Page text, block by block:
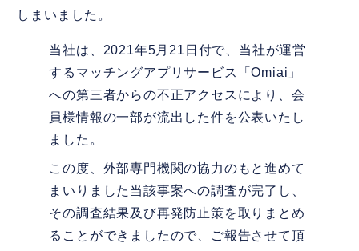
しまいました。
当社は、2021年5月21日付で、当社が運営
するマッチングアプリサービス「Omiai」
への第三者からの不正アクセスにより、会
員様情報の一部が流出した件を公表いたし
ました。
この度、外部専門機関の協力のもと進めて
まいりました当該事案への調査が完了し、
その調査結果及び再発防止策を取りまとめ
ることができましたので、ご報告させて頂